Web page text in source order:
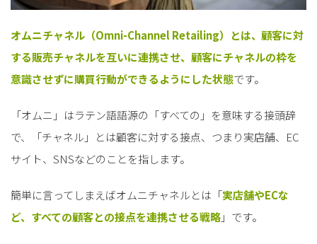
オムニチャネル（Omni-Channel Retailing）とは、顧客に対
する販売チャネルを互いに連携させ、顧客にチャネルの枠を
意識させずに購買行動ができるようにした状態です。
「オムニ」はラテン語語源の「すべての」を意味する接頭辞
で、「チャネル」とは顧客に対する接点、つまり実店舗、EC
サイト、SNSなどのことを指します。
簡単に言ってしまえばオムニチャネルとは「実店舗やECな
ど、すべての顧客との接点を連携させる戦略」です。